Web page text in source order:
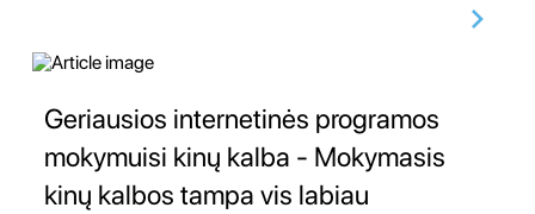
Geriausios internetinės programos
mokymuisi kinų kalba - Mokymasis
kinų kalbos tampa vis labiau